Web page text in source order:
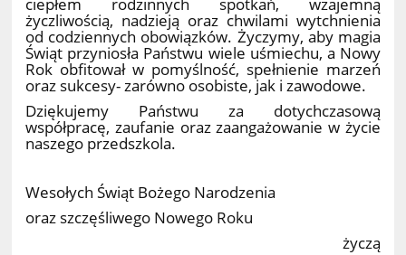
życzliwością, nadzieją oraz chwilami wytchnienia
od codziennych obowiązków. Życzymy, aby magia
Świąt przyniosła Państwu wiele uśmiechu, a Nowy
Rok obfitował w pomyślność, spełnienie marzeń
oraz sukcesy- zarówno osobiste, jak i zawodowe.
Dziękujemy Państwu za dotychczasową
współpracę, zaufanie oraz zaangażowanie w życie
naszego przedszkola.
Wesołych Świąt Bożego Narodzenia
oraz szczęśliwego Nowego Roku
życzą